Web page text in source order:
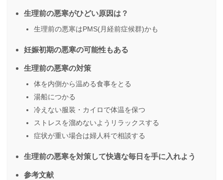
生理前の悪寒がひどい原因は？
生理前の悪寒はPMS(月経前症候群)かも
妊娠初期の悪寒の可能性もある
生理前の悪寒の対策
体を内側から温める食事をとる
湯船につかる
冷えない服装・カイロで体温を保つ
ストレスを溜めないようリラックスする
症状が重い場合は婦人科で相談する
生理前の悪寒を対策して快適な毎日を手に入れよう
参考文献